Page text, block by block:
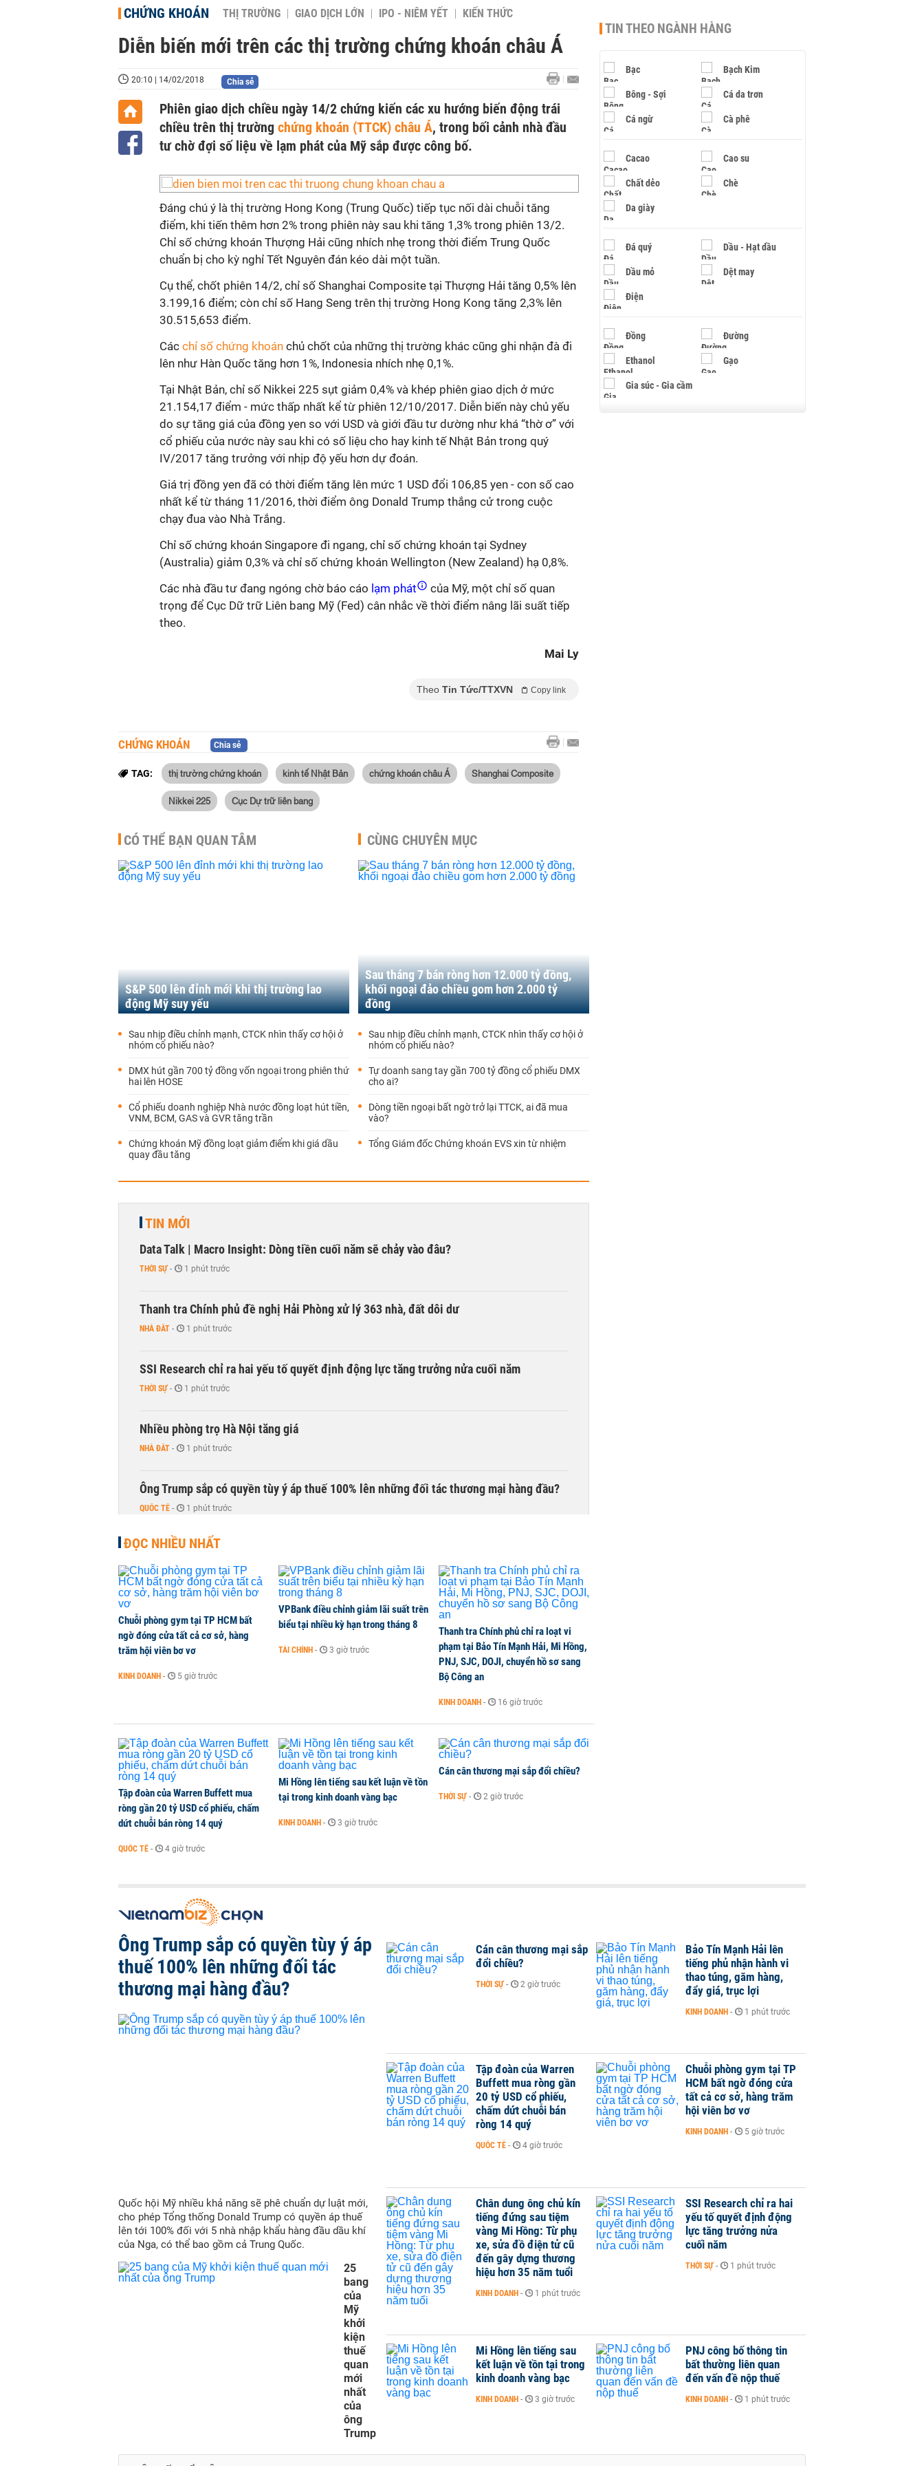
CHỨNG KHOÁN THỊ TRƯỜNG GIAO DỊCH LỚN IPO - NIÊM YẾT KIẾN THỨC
Diễn biến mới trên các thị trường chứng khoán châu Á
20:10 | 14/02/2018 Chia sẻ
Phiên giao dịch chiều ngày 14/2 chứng kiến các xu hướng biến động trái
chiều trên thị trường chứng khoán (TTCK) châu Á, trong bối cảnh nhà đầu
tư chờ đợi số liệu về lạm phát của Mỹ sắp được công bố.
Đáng chú ý là thị trường Hong Kong (Trung Quốc) tiếp tục nối dài chuỗi tăng
điểm, khi tiến thêm hơn 2% trong phiên này sau khi tăng 1,3% trong phiên 13/2.
Chỉ số chứng khoán Thượng Hải cũng nhích nhẹ trong thời điểm Trung Quốc
chuẩn bị cho kỳ nghỉ Tết Nguyên đán kéo dài một tuần.
Cụ thể, chốt phiên 14/2, chỉ số Shanghai Composite tại Thượng Hải tăng 0,5% lên
3.199,16 điểm; còn chỉ số Hang Seng trên thị trường Hong Kong tăng 2,3% lên
30.515,653 điểm.
Các chỉ số chứng khoán chủ chốt của những thị trường khác cũng ghi nhận đà đi
lên như Hàn Quốc tăng hơn 1%, Indonesia nhích nhẹ 0,1%.
Tại Nhật Bản, chỉ số Nikkei 225 sụt giảm 0,4% và khép phiên giao dịch ở mức
21.154,17 điểm - mức thấp nhất kể từ phiên 12/10/2017. Diễn biến này chủ yếu
do sự tăng giá của đồng yen so với USD và giới đầu tư dường như khá “thờ ơ” với
cổ phiếu của nước này sau khi có số liệu cho hay kinh tế Nhật Bản trong quý
IV/2017 tăng trưởng với nhịp độ yếu hơn dự đoán.
Giá trị đồng yen đã có thời điểm tăng lên mức 1 USD đổi 106,85 yen - con số cao
nhất kể từ tháng 11/2016, thời điểm ông Donald Trump thắng cử trong cuộc
chạy đua vào Nhà Trắng.
Chỉ số chứng khoán Singapore đi ngang, chỉ số chứng khoán tại Sydney
(Australia) giảm 0,3% và chỉ số chứng khoán Wellington (New Zealand) hạ 0,8%.
Các nhà đầu tư đang ngóng chờ báo cáo lạm phát
của Mỹ, một chỉ số quan
trọng để Cục Dữ trữ Liên bang Mỹ (Fed) cân nhắc về thời điểm nâng lãi suất tiếp
theo.
Mai Ly
Theo Tin Tức/TTXVN Copy link
CHỨNG KHOÁN Chia sẻ
TAG: thị trường chứng khoán kinh tế Nhật Bản chứng khoán châu Á Shanghai Composite
Nikkei 225 Cục Dự trữ liên bang
CÓ THỂ BẠN QUAN TÂM
S&P 500 lên đỉnh mới khi thị trường lao
động Mỹ suy yếu
Sau nhịp điều chỉnh mạnh, CTCK nhìn thấy cơ hội ở
nhóm cổ phiếu nào?
DMX hút gần 700 tỷ đồng vốn ngoại trong phiên thứ
hai lên HOSE
Cổ phiếu doanh nghiệp Nhà nước đồng loạt hút tiền,
VNM, BCM, GAS và GVR tăng trần
Chứng khoán Mỹ đồng loạt giảm điểm khi giá dầu
quay đầu tăng
CÙNG CHUYÊN MỤC
Sau tháng 7 bán ròng hơn 12.000 tỷ đồng,
khối ngoại đảo chiều gom hơn 2.000 tỷ
đồng
Sau nhịp điều chỉnh mạnh, CTCK nhìn thấy cơ hội ở
nhóm cổ phiếu nào?
Tự doanh sang tay gần 700 tỷ đồng cổ phiếu DMX
cho ai?
Dòng tiền ngoại bất ngờ trở lại TTCK, ai đã mua
vào?
Tổng Giám đốc Chứng khoán EVS xin từ nhiệm
TIN MỚI
Data Talk | Macro Insight: Dòng tiền cuối năm sẽ chảy vào đâu?
THỜI SỰ - 1 phút trước
Thanh tra Chính phủ đề nghị Hải Phòng xử lý 363 nhà, đất dôi dư
NHÀ ĐẤT - 1 phút trước
SSI Research chỉ ra hai yếu tố quyết định động lực tăng trưởng nửa cuối năm
THỜI SỰ - 1 phút trước
Nhiều phòng trọ Hà Nội tăng giá
NHÀ ĐẤT - 1 phút trước
Ông Trump sắp có quyền tùy ý áp thuế 100% lên những đối tác thương mại hàng đầu?
QUỐC TẾ - 1 phút trước
Hà Nội dự kiến sáp nhập, tổ chức lại 5 sở ngành
THỜI SỰ - 1 phút trước
PNJ công bố thông tin bất thường liên quan đến vấn đề nộp thuế
KINH DOANH
Vận tải biển toàn cầu tăng mạnh bất chấp căng thẳng địa chính trị
ĐỌC NHIỀU NHẤT
Chuỗi phòng gym tại TP HCM bất
ngờ đóng cửa tất cả cơ sở, hàng
trăm hội viên bơ vơ
KINH DOANH - 5 giờ trước
VPBank điều chỉnh giảm lãi suất trên
biểu tại nhiều kỳ hạn trong tháng 8
TÀI CHÍNH - 3 giờ trước
Thanh tra Chính phủ chỉ ra loạt vi
phạm tại Bảo Tín Mạnh Hải, Mi Hồng,
PNJ, SJC, DOJI, chuyển hồ sơ sang
Bộ Công an
KINH DOANH - 16 giờ trước
Tập đoàn của Warren Buffett mua
ròng gần 20 tỷ USD cổ phiếu, chấm
dứt chuỗi bán ròng 14 quý
QUỐC TẾ - 4 giờ trước
Mi Hồng lên tiếng sau kết luận về tồn
tại trong kinh doanh vàng bạc
KINH DOANH - 3 giờ trước
Cán cân thương mại sắp đổi chiều?
THỜI SỰ - 2 giờ trước
TIN THEO NGÀNH HÀNG
Bạc Bạch Kim
Bông - Sợi Cá da trơn
Cá ngừ Cà phê
Cacao Cao su
Chất dẻo Chè
Da giày
Đá quý Dầu - Hạt dầu
Dầu mỏ Dệt may
Điện
Đồng Đường
Ethanol Gạo
Gia súc - Gia cầm
Ông Trump sắp có quyền tùy ý áp
thuế 100% lên những đối tác
thương mại hàng đầu?
Quốc hội Mỹ nhiều khả năng sẽ phê chuẩn dự luật mới,
cho phép Tổng thống Donald Trump có quyền áp thuế
lên tới 100% đối với 5 nhà nhập khẩu hàng đầu dầu khí
của Nga, có thể bao gồm cả Trung Quốc.
25
bang
của
Mỹ
khởi
kiện
thuế
quan
mới
nhất
của
ông
Trump
Cán cân thương mại sắp
đổi chiều?
THỜI SỰ - 2 giờ trước
Bảo Tín Mạnh Hải lên
tiếng phủ nhận hành vi
thao túng, găm hàng,
đẩy giá, trục lợi
KINH DOANH - 1 phút trước
Tập đoàn của Warren
Buffett mua ròng gần
20 tỷ USD cổ phiếu,
chấm dứt chuỗi bán
ròng 14 quý
QUỐC TẾ - 4 giờ trước
Chuỗi phòng gym tại TP
HCM bất ngờ đóng cửa
tất cả cơ sở, hàng trăm
hội viên bơ vơ
KINH DOANH - 5 giờ trước
Chân dung ông chủ kín
tiếng đứng sau tiệm
vàng Mi Hồng: Từ phụ
xe, sửa đồ điện tử cũ
đến gây dựng thương
hiệu hơn 35 năm tuổi
KINH DOANH - 1 phút trước
SSI Research chỉ ra hai
yếu tố quyết định động
lực tăng trưởng nửa
cuối năm
THỜI SỰ - 1 phút trước
Mi Hồng lên tiếng sau
kết luận về tồn tại trong
kinh doanh vàng bạc
KINH DOANH - 3 giờ trước
PNJ công bố thông tin
bất thường liên quan
đến vấn đề nộp thuế
KINH DOANH - 1 phút trước